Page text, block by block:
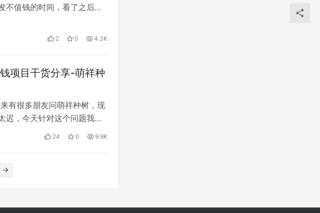
不值钱的时间，看了之后什
2 0 4.3K
项目干货分享-萌祥种
有很多朋友问萌祥种树，现
迟，今天针对这个问题我说
24 0 9.9K